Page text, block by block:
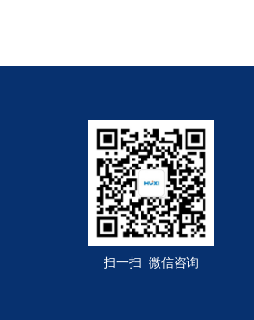
扫一扫 微信咨询